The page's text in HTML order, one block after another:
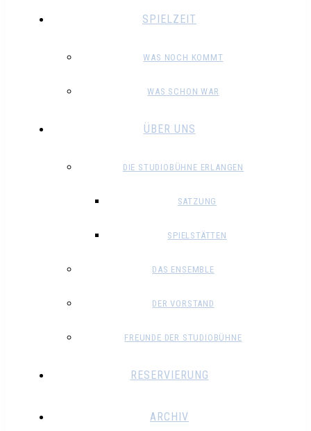
SPIELZEIT
WAS NOCH KOMMT
WAS SCHON WAR
ÜBER UNS
DIE STUDIOBÜHNE ERLANGEN
SATZUNG
SPIELSTÄTTEN
DAS ENSEMBLE
DER VORSTAND
FREUNDE DER STUDIOBÜHNE
RESERVIERUNG
ARCHIV